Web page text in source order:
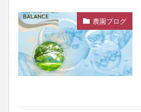
農園ブログ